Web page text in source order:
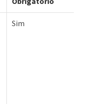
Sim